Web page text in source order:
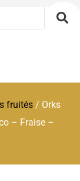
fruités / Orks
– Fraise –